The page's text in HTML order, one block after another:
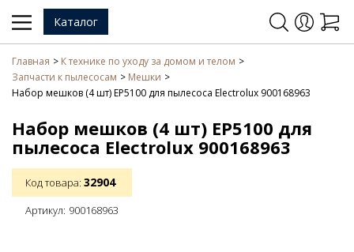
Каталог
Главная
К технике по уходу за домом и телом
Запчасти к пылесосам
Мешки
Набор мешков (4 шт) EP5100 для пылесоса Electrolux 900168963
Набор мешков (4 шт) EP5100 для
пылесоса Electrolux 900168963
Код товара: 32904
Артикул: 900168963